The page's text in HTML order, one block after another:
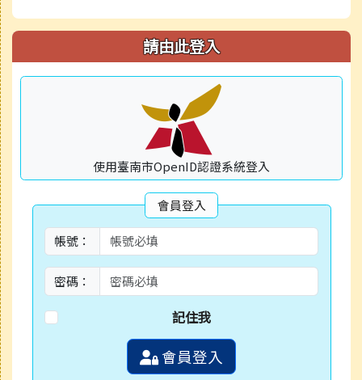
請由此登入
使用臺南市OpenID認證系統登入
會員登入
帳號：
密碼：
記住我
會員登入